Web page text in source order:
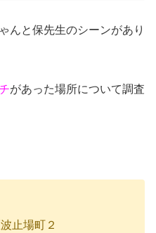
んと保先生のシーンがあり
があった場所について調査
止場町２